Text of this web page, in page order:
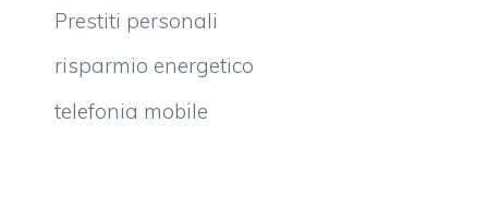
Prestiti personali
risparmio energetico
telefonia mobile